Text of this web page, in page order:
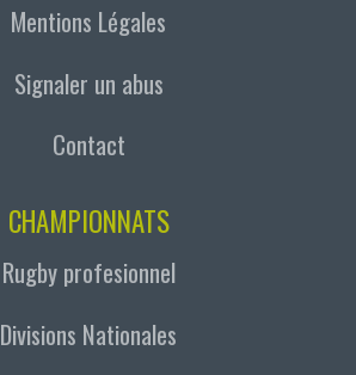
Mentions Légales
Signaler un abus
Contact
CHAMPIONNATS
Rugby profesionnel
Divisions Nationales